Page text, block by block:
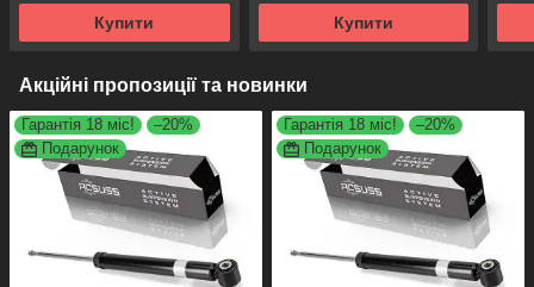
Купити Купити
Акційні пропозиції та новинки
Гарантія 18 міс!
–20%
Подарунок
Гарантія 18 міс!
–20%
Подарунок